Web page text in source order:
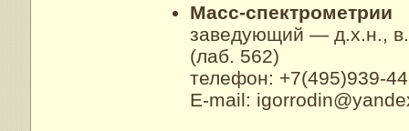
Масс-спектрометрии
заведующий — д.х.н.,
(лаб. 562)
телефон: +7(495)939-
E-mail: